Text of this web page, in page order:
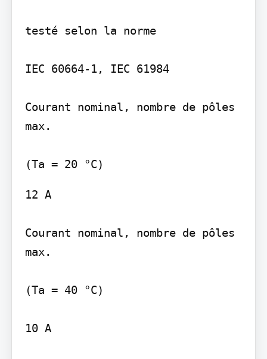
testé selon la norme
IEC 60664-1, IEC 61984
Courant nominal, nombre de pôles
max.
12 A
Courant nominal, nombre de pôles
max.
(Ta = 40 °C)
10 A